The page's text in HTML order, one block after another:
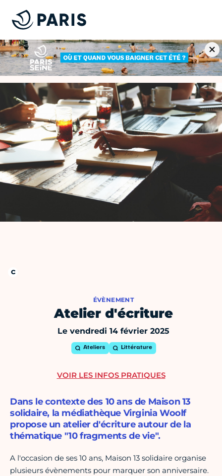
ÉVÈNEMENT
Atelier d'écriture
Le vendredi 14 février 2025
Ateliers Littérature
Dans le contexte des 10 ans de Maison 13
solidaire, la médiathèque Virginia Woolf
propose un atelier d'écriture autour de la
thématique "10 fragments de vie".
A l'occasion de ses 10 ans, Maison 13 solidaire organise
plusieurs évènements pour marquer son anniversaire.
VOIR LES INFOS PRATIQUES